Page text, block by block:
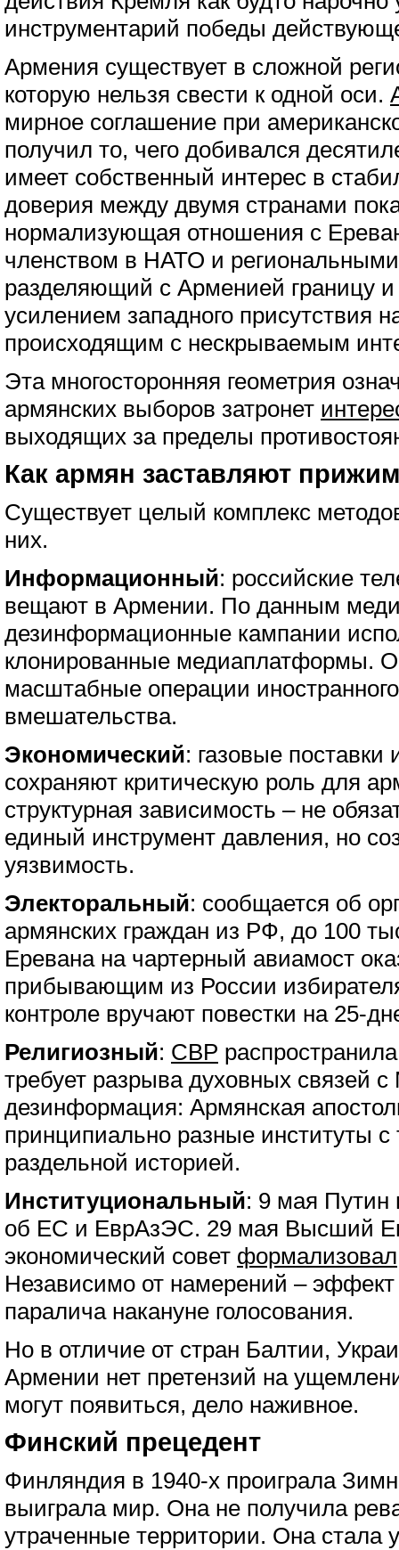
инструментарий победы
Армения существует в сложной
которую нельзя свести к одной оси.
мирное соглашение при
получил то, чего добивался
имеет собственный интерес в
доверия между двумя странами
нормализующая отношения с
членством в НАТО и
разделяющий с Арменией границу
усилением западного присутствия
происходящим с нескрываемым
Эта многосторонняя геометрия
армянских выборов затронет
выходящих за пределы
Как армян заставляют
Существует целый комплекс
них.
Информационный: российские
вещают в Армении. По данным
дезинформационные кампании
клонированные медиаплатформы.
масштабные операции
вмешательства.
Экономический: газовые поставки
сохраняют критическую роль для
структурная зависимость – не
единый инструмент давления, но
уязвимость.
Электоральный: сообщается об
армянских граждан из РФ, до 100
Еревана на чартерный авиамост
прибывающим из России
контроле вручают повестки на 25-
Религиозный: СВР
требует разрыва духовных связей
дезинформация: Армянская
принципиально разные институты с
раздельной историей.
Институциональный: 9 мая
об ЕС и ЕврАзЭС. 29 мая Высший
экономический совет формализовал
Независимо от намерений – эффект
паралича накануне голосования.
Но в отличие от стран Балтии,
Армении нет претензий на
могут появиться, дело наживное.
Финский прецедент
Финляндия в 1940-х проиграла
выиграла мир. Она не получила
утраченные территории. Она стала